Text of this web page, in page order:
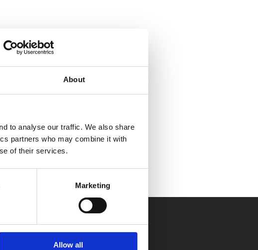
About
to analyse our traffic. We also share
partners who may combine it with
of their services.
Marketing
Allow all